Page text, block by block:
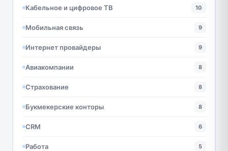
Кабельное и цифровое ТВ 10
Мобильная связь 9
Интернет провайдеры 9
Авиакомпании 8
Страхование 8
Букмекерские конторы 8
CRM 6
Работа 5